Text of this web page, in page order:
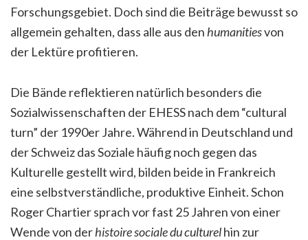
Forschungsgebiet. Doch sind die Beiträge bewusst so
allgemein gehalten, dass alle aus den humanitiesvon
der Lektüre profitieren.
Die Bände reflektieren natürlich besonders die
Sozialwissenschaften der EHESS nach dem “cultural
turn” der 1990er Jahre. Während in Deutschland und
der Schweiz das Soziale häufig noch gegen das
Kulturelle gestellt wird, bilden beide in Frankreich
eine selbstverständliche, produktive Einheit. Schon
Roger Chartier sprach vor fast 25 Jahren von einer
Wende von derhistoire sociale du culturelhin zur